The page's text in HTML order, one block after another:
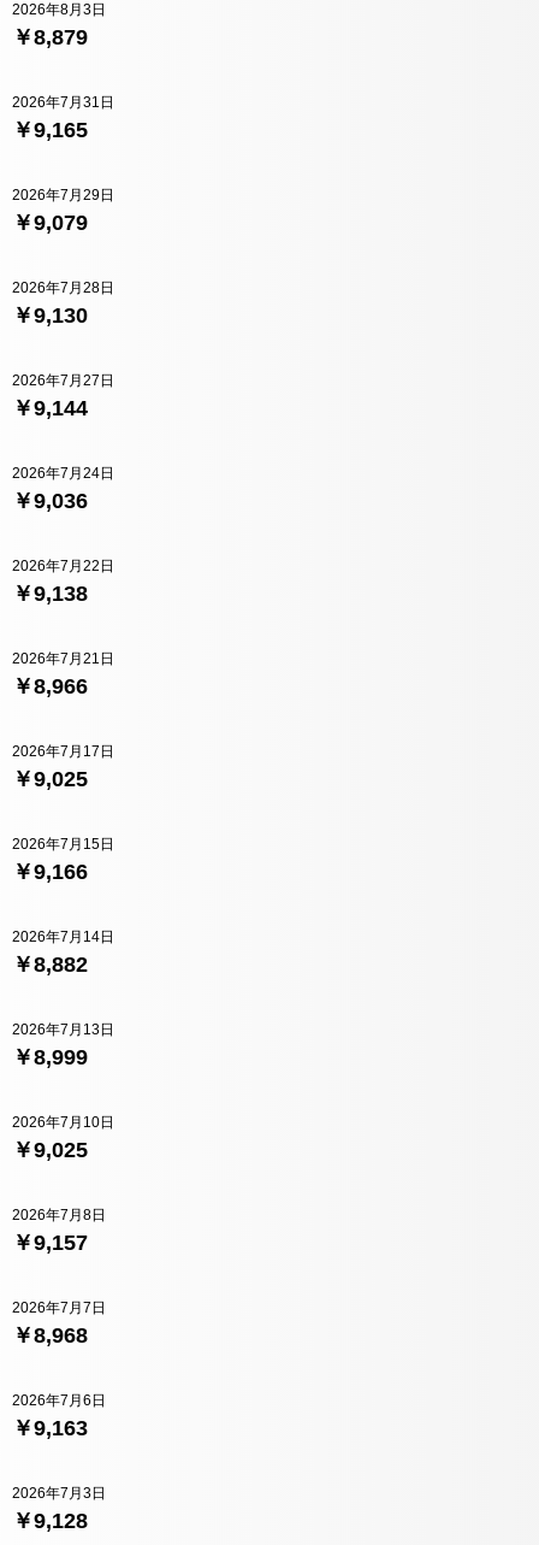
￥8,879
2026年8月3日
￥9,165
2026年7月31日
￥9,079
2026年7月29日
￥9,130
2026年7月28日
￥9,144
2026年7月27日
￥9,036
2026年7月24日
￥9,138
2026年7月22日
￥8,966
2026年7月21日
￥9,025
2026年7月17日
￥9,166
2026年7月15日
￥8,882
2026年7月14日
￥8,999
2026年7月13日
￥9,025
2026年7月10日
￥9,157
2026年7月8日
￥8,968
2026年7月7日
￥9,163
2026年7月6日
￥9,128
2026年7月3日